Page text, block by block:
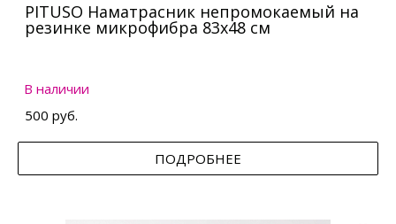
PITUSO Наматрасник непромокаемый на
резинке микрофибра 83х48 см
В наличии
500 руб.
ПОДРОБНЕЕ